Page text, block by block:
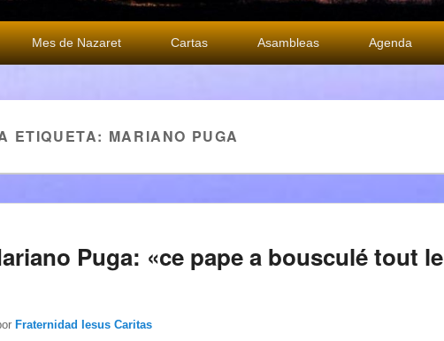
Mes de Nazaret Cartas Asambleas Agenda
ETIQUETA: MARIANO PUGA
Puga: «ce pape a bousculé tout le
Fraternidad Iesus Caritas